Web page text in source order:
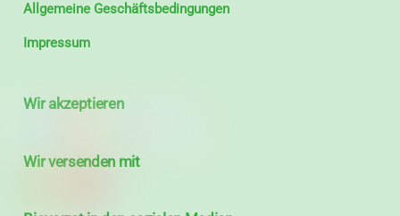
Allgemeine Geschäftsbedingungen
Impressum
Wir akzeptieren
Wir versenden mit